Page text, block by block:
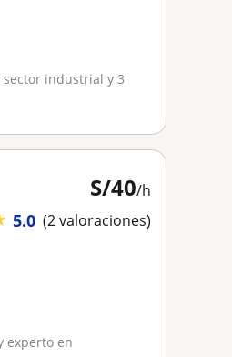
sector industrial y 3
S/40/h
5.0 (2 valoraciones)
experto en